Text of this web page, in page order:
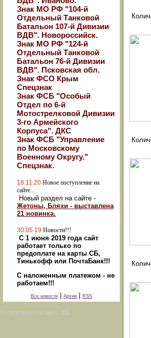
Знак МО РФ "104-й
Отдельный Танковой
Батальон 107-й Дивизии
ВДВ". Новороссийск.
Знак МО РФ "124-й
Отдельный Танковой
Батальон 76-й Дивизии
ВДВ". Псковская обл.
Знак ФСО Крым
Спецзнак
Знак ФСБ "Особый
Отдел по 6-й
Мотострелковой Дивизии
3-го Армейского
Корпуса". ДКС
Знак ФСБ "Управление
по Московскому
Военному Округу."
Спецзнак.
18.11.20 Новое поступление на
сайте...
Новый раздел на сайте -
Жетоны, Бляхи - выставлена
21 новинка.
30.05.19 Новости!!!
С 1 июня 2019 года сайт
работает только по
предоплате на карты СБ,
Тинькофф или ПочтаБанк!!!
С наложенным платежом - не
работаем!!!
Все новости Архив RSS
Посетителей на сайте: 211